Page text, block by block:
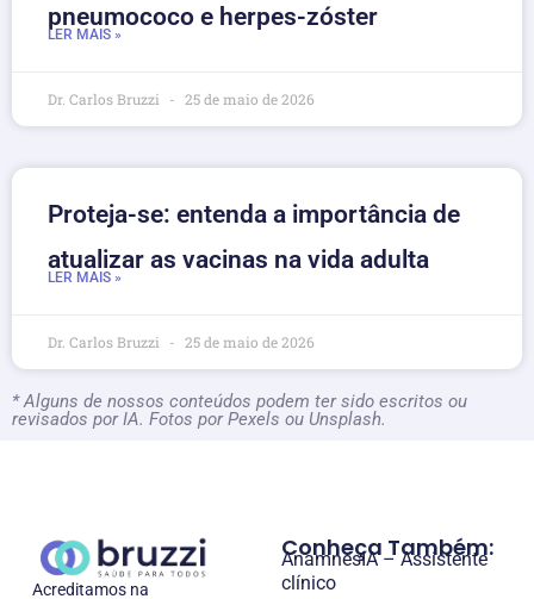
pneumococo e herpes-zóster
LER MAIS »
Dr. Carlos Bruzzi 25 de maio de 2026
Proteja-se: entenda a importância de
atualizar as vacinas na vida adulta
LER MAIS »
Dr. Carlos Bruzzi 25 de maio de 2026
* Alguns de nossos conteúdos podem ter sido escritos ou
revisados por IA. Fotos por Pexels ou Unsplash.
Acreditamos na
Conheça Também:
AnamnesIA – Assistente
clínico